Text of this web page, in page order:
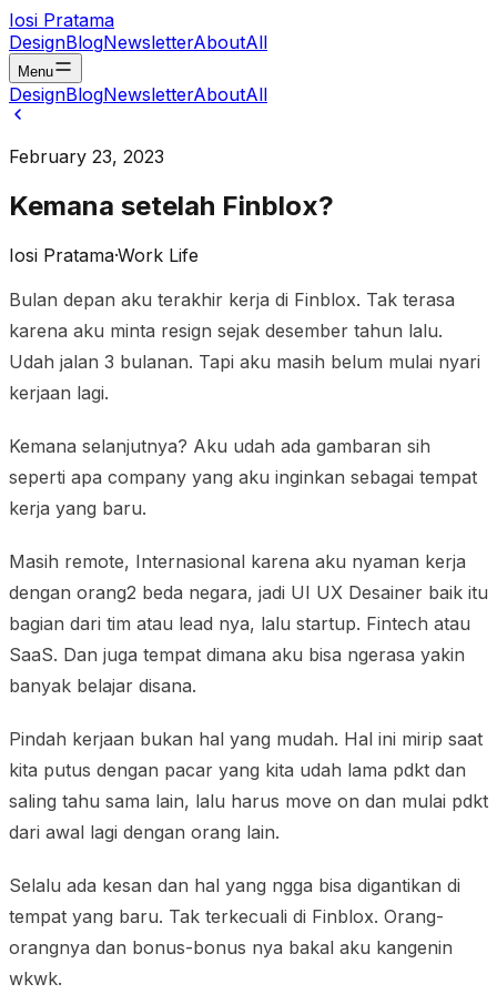
Iosi Pratama
DesignBlogNewsletterAboutAll
Menu
DesignBlogNewsletterAboutAll
February 23, 2023
Kemana setelah Finblox?
Iosi Pratama·Work Life
Bulan depan aku terakhir kerja di Finblox. Tak terasa
karena aku minta resign sejak desember tahun lalu.
Udah jalan 3 bulanan. Tapi aku masih belum mulai nyari
kerjaan lagi.
Kemana selanjutnya? Aku udah ada gambaran sih
seperti apa company yang aku inginkan sebagai tempat
kerja yang baru.
Masih remote, Internasional karena aku nyaman kerja
dengan orang2 beda negara, jadi UI UX Desainer baik itu
bagian dari tim atau lead nya, lalu startup. Fintech atau
SaaS. Dan juga tempat dimana aku bisa ngerasa yakin
banyak belajar disana.
Pindah kerjaan bukan hal yang mudah. Hal ini mirip saat
kita putus dengan pacar yang kita udah lama pdkt dan
saling tahu sama lain, lalu harus move on dan mulai pdkt
dari awal lagi dengan orang lain.
Selalu ada kesan dan hal yang ngga bisa digantikan di
tempat yang baru. Tak terkecuali di Finblox. Orang-
orangnya dan bonus-bonus nya bakal aku kangenin
wkwk.